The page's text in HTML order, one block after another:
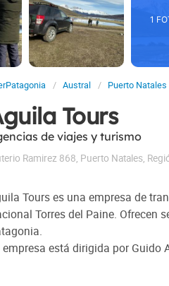
1
Austral Puerto Natales
Tours
de viajes y turismo
Ramirez 868, Puerto Natales,
Tours es una empresa de
Torres del Paine. Ofrecen
empresa está dirigida por Guido